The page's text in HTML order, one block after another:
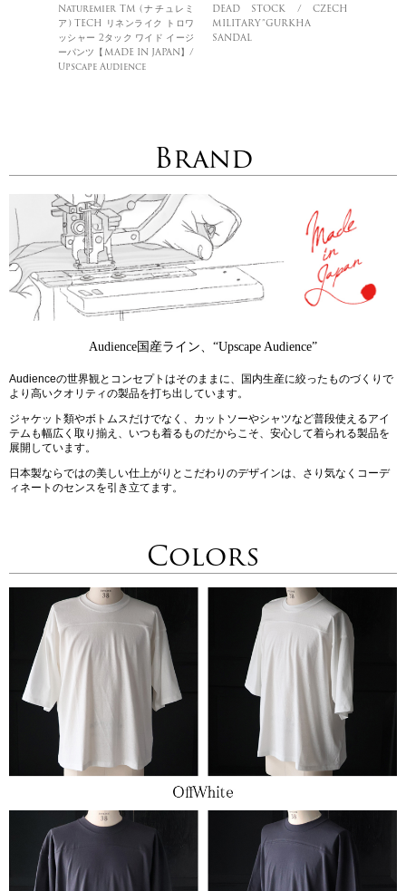
Naturemier TM (ナチュレミ
ア) TECH リネンライク トロワ
ッシャー 2タック ワイド イージ
ーパンツ【MADE IN JAPAN】/
Upscape Audience
DEAD STOCK / CZECH
MILITARY”GURKHA
SANDAL
Brand
Audience国産ライン、“Upscape Audience”
Audienceの世界観とコンセプトはそのままに、国内生産に絞ったものづくりで
より高いクオリティの製品を打ち出しています。
ジャケット類やボトムスだけでなく、カットソーやシャツなど普段使えるアイ
テムも幅広く取り揃え、いつも着るものだからこそ、安心して着られる製品を
展開しています。
日本製ならではの美しい仕上がりとこだわりのデザインは、さり気なくコーデ
ィネートのセンスを引き立てます。
Colors